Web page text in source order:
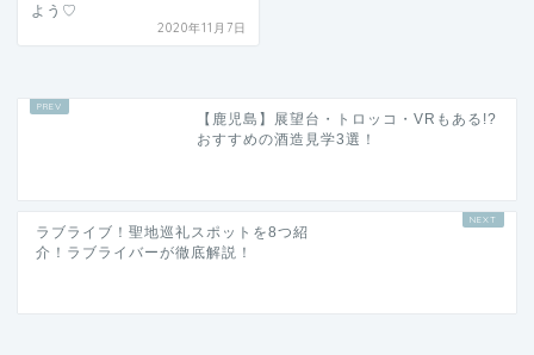
よう♡
2020年11月7日
【鹿児島】展望台・トロッコ・VRもある!?
おすすめの酒造見学3選！
ラブライブ！聖地巡礼スポットを8つ紹
介！ラブライバーが徹底解説！